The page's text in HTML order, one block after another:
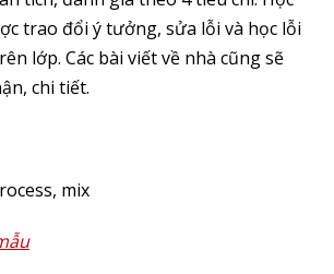
trao đổi ý tưởng, sửa lỗi và học lỗi
lớp. Các bài viết về nhà cũng sẽ
chi tiết.
mix